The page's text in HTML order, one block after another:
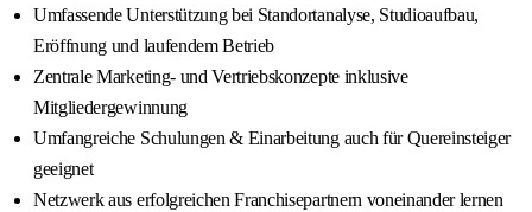
Umfassende Unterstützung bei Standortanalyse, Studioaufbau,
Eröffnung und laufendem Betrieb
Zentrale Marketing- und Vertriebskonzepte inklusive
Mitgliedergewinnung
Umfangreiche Schulungen & Einarbeitung auch für Quereinsteiger
geeignet
Netzwerk aus erfolgreichen Franchisepartnern voneinander lernen